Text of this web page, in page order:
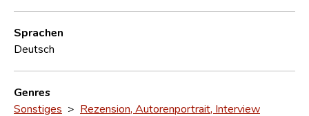
Sprachen
Deutsch
Genres
Sonstiges > Rezension, Autorenportrait, Interview